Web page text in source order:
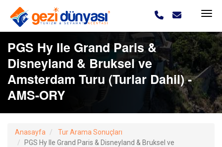
PGS Hy Ile Grand Paris &
Disneyland & Bruksel ve
Amsterdam Turu (Turlar Dahil) -
AMS-ORY
Anasayfa
Tur Arama Sonuçları
PGS Hy Ile Grand Paris & Disneyland & Bruksel ve